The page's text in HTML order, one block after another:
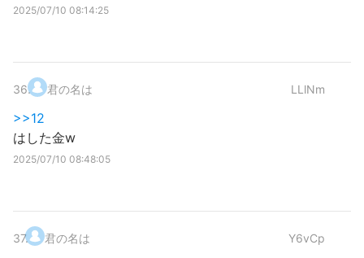
2025/07/10 08:14:25
36. 君の名は LLlNm
>>12
はした金w
2025/07/10 08:48:05
37. 君の名は Y6vCp